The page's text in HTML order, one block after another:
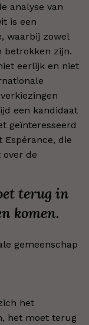
analyse van
is een
waarbij zowel
betrokken zijn.
eerlijk en niet
een kandidaat
geïnteresseerd
Espérance, die
de
terug in
komen.
gemeenschap
het
het moet terug